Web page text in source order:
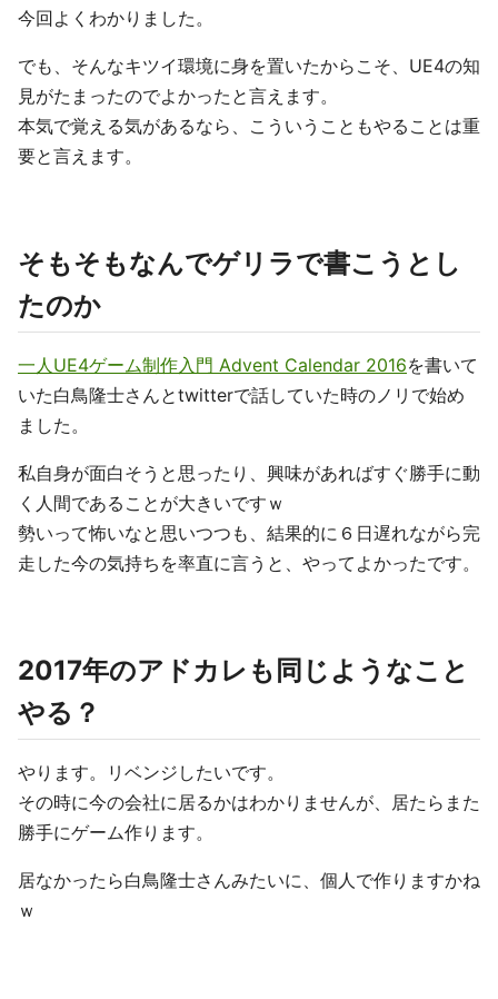
今回よくわかりました。
でも、そんなキツイ環境に身を置いたからこそ、UE4の知
見がたまったのでよかったと言えます。
本気で覚える気があるなら、こういうこともやることは重
要と言えます。
そもそもなんでゲリラで書こうとし
たのか
一人UE4ゲーム制作入門 Advent Calendar 2016を書いて
いた白鳥隆士さんとtwitterで話していた時のノリで始め
ました。
私自身が面白そうと思ったり、興味があればすぐ勝手に動
く人間であることが大きいですｗ
勢いって怖いなと思いつつも、結果的に６日遅れながら完
走した今の気持ちを率直に言うと、やってよかったです。
2017年のアドカレも同じようなこと
やる？
やります。リベンジしたいです。
その時に今の会社に居るかはわかりませんが、居たらまた
勝手にゲーム作ります。
居なかったら白鳥隆士さんみたいに、個人で作りますかね
ｗ